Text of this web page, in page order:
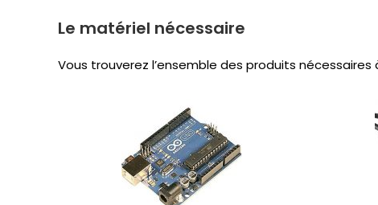
Le matériel nécessaire
Vous trouverez l’ensemble des produits